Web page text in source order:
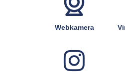
Webkamera